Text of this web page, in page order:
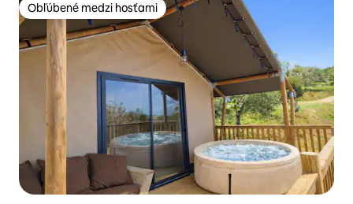
Obľúbené medzi hosťami
Obľúbené medzi hosťami